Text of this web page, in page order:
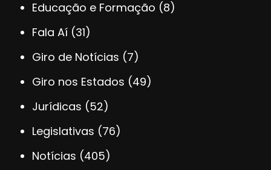
Educação e Formação (8)
Fala Aí (31)
Giro de Notícias (7)
Giro nos Estados (49)
Jurídicas (52)
Legislativas (76)
Notícias (405)